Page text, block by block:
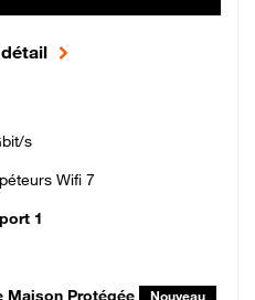
s
Wifi 7
1
Maison Protégée Nouveau